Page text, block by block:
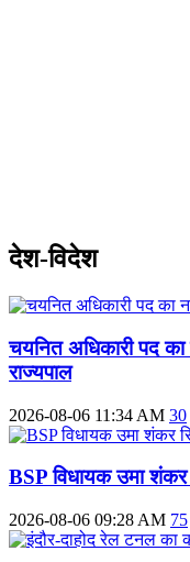
देश-विदेश
चयनित अधिकारी पद
राज्यपाल
2026-08-06 11:34 AM 30
BSP विधायक उमा
2026-08-06 09:28 AM 75